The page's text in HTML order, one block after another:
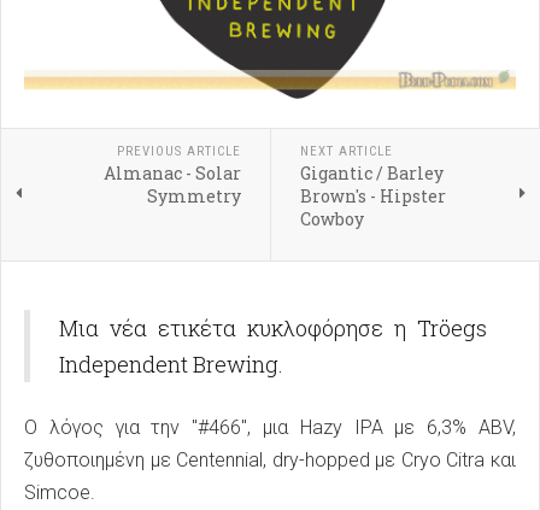
PREVIOUS ARTICLE
Almanac - Solar
Symmetry
NEXT ARTICLE
Gigantic / Barley
Brown's - Hipster
Cowboy
Μια νέα ετικέτα κυκλοφόρησε η Tröegs
Independent Brewing.
Ο λόγος για την "#466", μια Hazy IPA με 6,3% ABV,
ζυθοποιημένη με Centennial, dry-hopped με Cryo Citra και
Simcoe.